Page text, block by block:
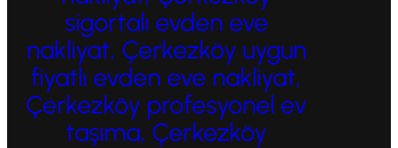
sigortalı evden eve
nakliyat, Çerkezköy uygun
fiyatlı evden eve nakliyat,
Çerkezköy profesyonel ev
taşıma, Çerkezköy